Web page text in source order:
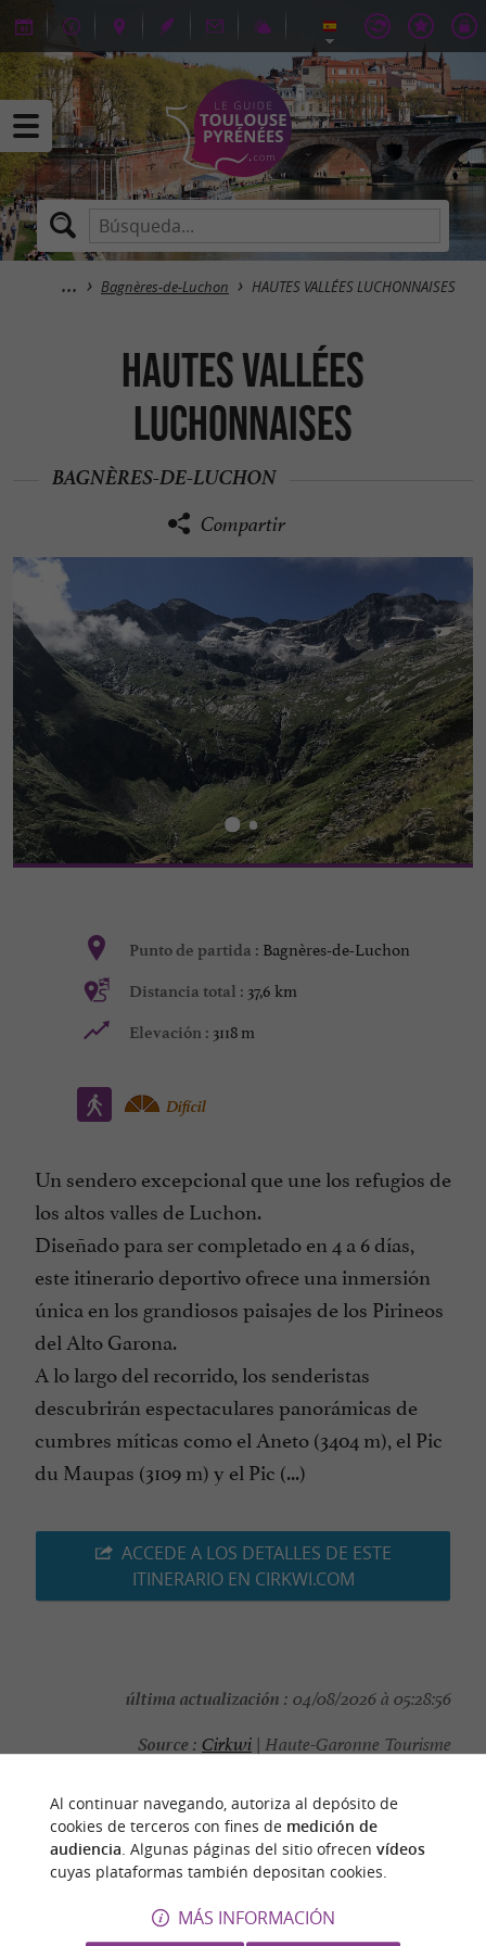
Bagnères-de-Luchon HAUTES VALLÉES LUCHONNAISES
HAUTES VALLÉES
LUCHONNAISES
BAGNÈRES-DE-LUCHON
Compartir
Punto de partida : Bagnères-de-Luchon
Distancia total : 37,6 km
Elevación : 3118 m
Difícil
Un sendero excepcional que une los refugios de
los altos valles de Luchon.
Diseñado para ser completado en 4 a 6 días,
este itinerario deportivo ofrece una inmersión
única en los grandiosos paisajes de los Pirineos
del Alto Garona.
A lo largo del recorrido, los senderistas
descubrirán espectaculares panorámicas de
cumbres míticas como el Aneto (3404 m), el Pic
du Maupas (3109 m) y el Pic (...)
ACCEDE A LOS DETALLES DE ESTE
ITINERARIO EN CIRKWI.COM
última actualización : 04/08/2026 à 05:28:56
Source : Cirkwi | Haute-Garonne Tourisme
PARA DESCUBRIRALREDEDOR
Al continuar navegando, autoriza al depósito de
cookies de terceros con fines de medición de
audiencia. Algunas páginas del sitio ofrecen vídeos
cuyas plataformas también depositan cookies.
MÁS INFORMACIÓN